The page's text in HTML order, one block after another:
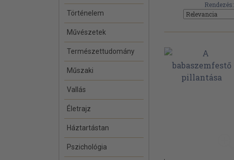
Történelem
Művészetek
Természettudomány
Műszaki
Vallás
Életrajz
Háztartástan
Pszichológia
Rendezés: